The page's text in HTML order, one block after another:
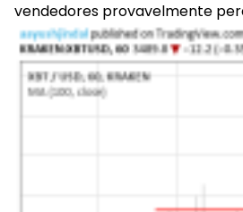
vendedores provavelmente